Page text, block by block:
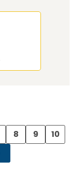
8 9
10